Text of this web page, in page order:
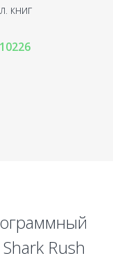
книг
10226
Rush